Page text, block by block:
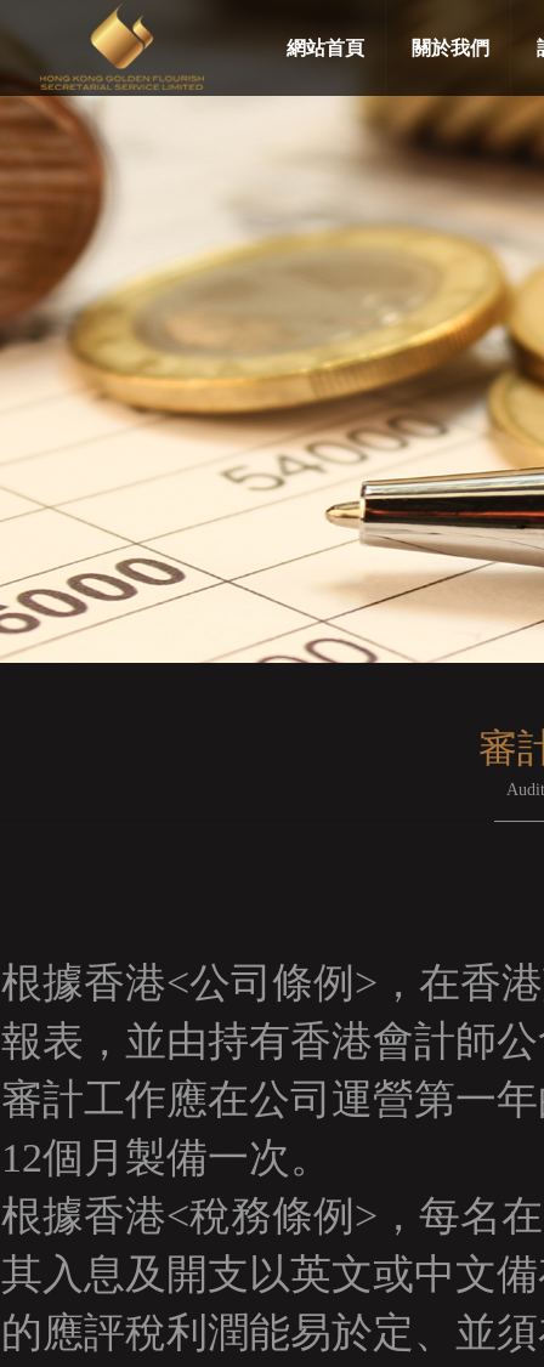
網站首頁 關於我們
審
根據香港<公司條例>，在香
報表，並由持有香港會計師
審計工作應在公司運營第一
12個月製備一次。
根據香港<稅務條例>，每名
其入息及開支以英文或中文
的應評稅利潤能易於定、並